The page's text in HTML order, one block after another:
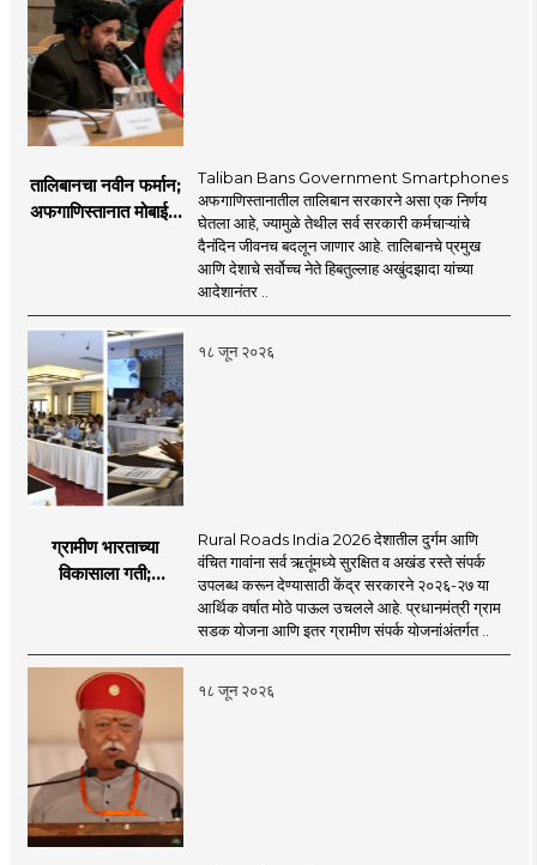
तालिबानचा नवीन फर्मान;
अफगाणिस्तानात मोबाईल
Taliban Bans Government Smartphones
अफगाणिस्तानातील तालिबान सरकारने असा एक निर्णय
घेतला आहे, ज्यामुळे तेथील सर्व सरकारी कर्मचाऱ्यांचे
दैनंदिन जीवनच बदलून जाणार आहे. तालिबानचे प्रमुख
आणि देशाचे सर्वोच्च नेते हिबतुल्लाह अखुंदझादा यांच्या
आदेशानंतर ..
१८ जून २०२६
ग्रामीण भारताच्या
विकासाला गती;
लक्ष्य!
Rural Roads India 2026 देशातील दुर्गम आणि
वंचित गावांना सर्व ऋतूंमध्ये सुरक्षित व अखंड रस्ते संपर्क
उपलब्ध करून देण्यासाठी केंद्र सरकारने २०२६-२७ या
आर्थिक वर्षात मोठे पाऊल उचलले आहे. प्रधानमंत्री ग्राम
सडक योजना आणि इतर ग्रामीण संपर्क योजनांअंतर्गत ..
१८ जून २०२६